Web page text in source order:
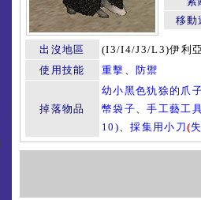
移動
出沒地區
(I3/I4/J3/L3)伊利
使用技能
重擊 、 防禦
掉落物品
幼小黑色犰狳的爪
幣袋子、手工藝工
10)、採集用小刀(